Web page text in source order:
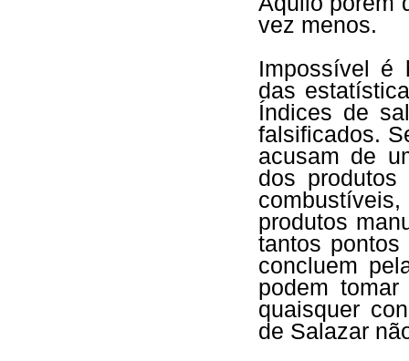
vez menos.
Impossível é
das
Índices de
falsificados.
acusam de
dos produtos
produtos
tantos
concluem
podem
quaisquer
de Salazar